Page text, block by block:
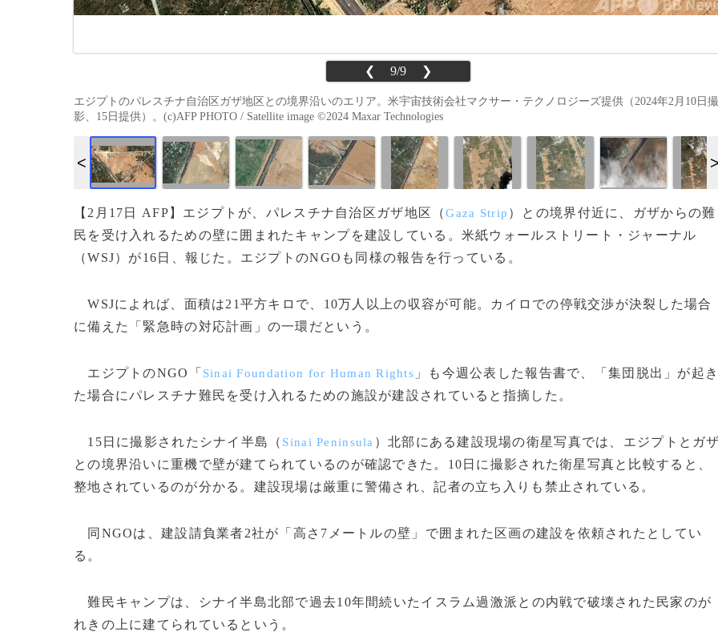
❮ 9/9 ❯
エジプトのパレスチナ自治区ガザ地区との境界沿いのエリア。米宇宙技術会社マクサー・テクノロジーズ提供（2024年2月10日撮
影、15日提供）。(c)AFP PHOTO / Satellite image ©2024 Maxar Technologies
【2月17日 AFP】エジプトが、パレスチナ自治区ガザ地区（Gaza Strip ）との境界付近に、ガザからの難
民を受け入れるための壁に囲まれたキャンプを建設している。米紙ウォールストリート・ジャーナル
（WSJ）が16日、報じた。エジプトのNGOも同様の報告を行っている。
WSJによれば、面積は21平方キロで、10万人以上の収容が可能。カイロでの停戦交渉が決裂した場合
に備えた「緊急時の対応計画」の一環だという。
エジプトのNGO「 Sinai Foundation for Human Rights 」も今週公表した報告書で、「集団脱出」が起
た場合にパレスチナ難民を受け入れるための施設が建設されていると指摘した。
15日に撮影されたシナイ半島（ Sinai Peninsula ）北部にある建設現場の衛星写真では、エジプトとガ
との境界沿いに重機で壁が建てられているのが確認できた。10日に撮影された衛星写真と比較すると、
整地されているのが分かる。建設現場は厳重に警備され、記者の立ち入りも禁止されている。
同NGOは、建設請負業者2社が「高さ7メートルの壁」で囲まれた区画の建設を依頼されたとしてい
る。
難民キャンプは、シナイ半島北部で過去10年間続いたイスラム過激派との内戦で破壊された民家のが
れきの上に建てられているという。